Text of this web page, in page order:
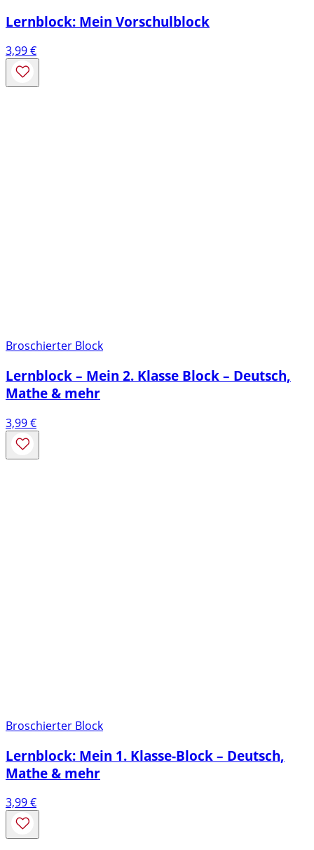
Lernblock: Mein Vorschulblock
3,99€
Broschierter Block
Lernblock – Mein 2. Klasse Block – Deutsch,
Mathe & mehr
3,99€
Broschierter Block
Lernblock: Mein 1. Klasse-Block – Deutsch,
Mathe & mehr
3,99€